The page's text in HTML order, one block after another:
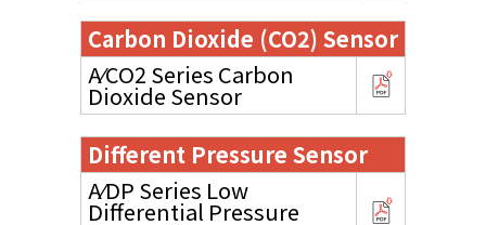
Carbon Dioxide (CO2) Sensor
A⁄CO2 Series Carbon
Dioxide Sensor
Different Pressure Sensor
A⁄DP Series Low
Differential Pressure